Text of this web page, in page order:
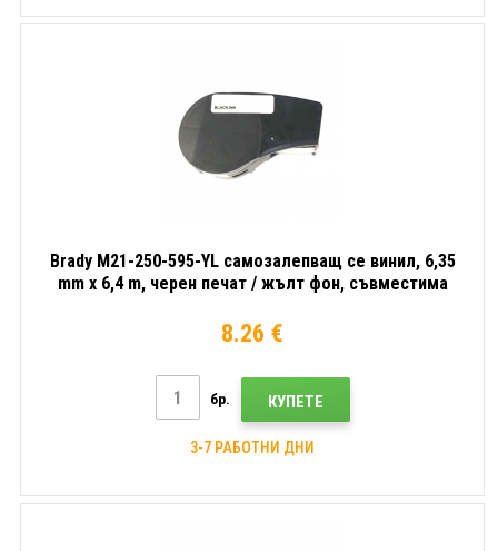
Brady M21-250-595-YL самозалепващ се винил, 6,35
mm x 6,4 m, черен печат / жълт фон, съвместима
8.26 €
бр. КУПЕТЕ
3-7 РАБОТНИ ДНИ